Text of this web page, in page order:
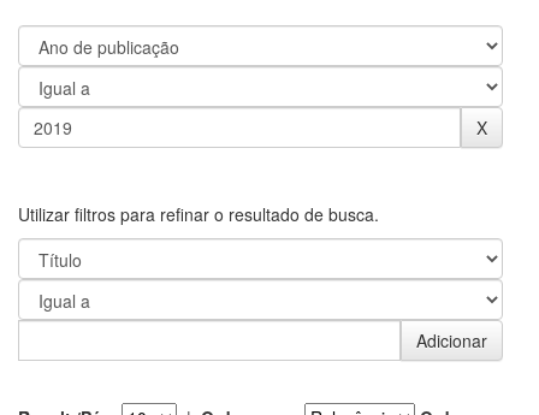
Utilizar filtros para refinar o resultado de busca.